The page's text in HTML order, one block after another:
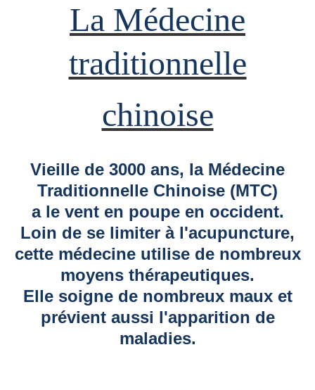
La Médecine
traditionnelle
chinoise
Vieille de 3000 ans, la Médecine
Traditionnelle Chinoise (MTC)
a le vent en poupe en occident.
Loin de se limiter à l'acupuncture,
cette médecine utilise de nombreux
moyens thérapeutiques.
Elle soigne de nombreux maux et
prévient aussi l'apparition de
maladies.